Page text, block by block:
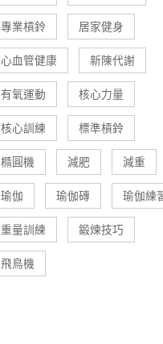
專業槓鈴 居家健身
心血管健康 新陳代謝
有氧運動 核心力量
核心訓練 標準槓鈴
橢圓機 減肥 減重
瑜伽 瑜伽磚 瑜伽練
重量訓練 鍛煉技巧
飛鳥機